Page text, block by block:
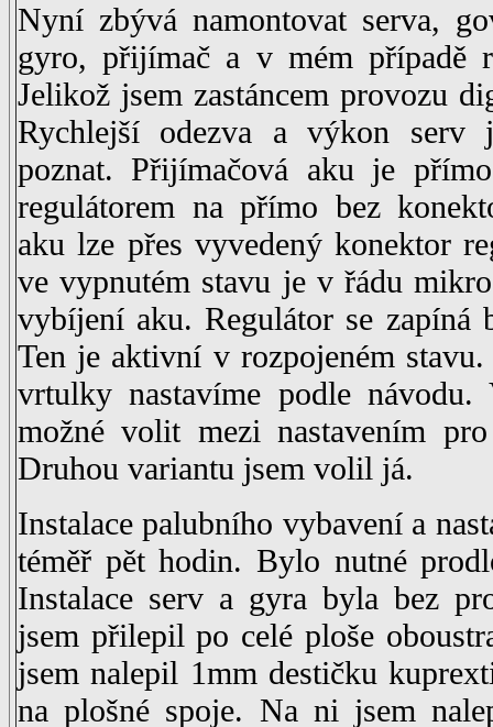
Nyní zbývá namontovat serva,
gyro, přijímač a v mém případě
Jelikož jsem zastáncem provozu
Rychlejší odezva a výkon serv
poznat. Přijímačová aku je
regulátorem na přímo bez
aku lze přes vyvedený konektor
ve vypnutém stavu je v řádu
vybíjení aku. Regulátor se zapíná
Ten je aktivní v rozpojeném
vrtulky nastavíme podle
možné volit mezi nastavením
Druhou variantu jsem volil já.
Instalace palubního vybavení a
téměř pět hodin. Bylo nutné
Instalace serv a gyra byla bez
jsem přilepil po celé ploše
jsem nalepil 1mm destičku
na plošné spoje. Na ni jsem